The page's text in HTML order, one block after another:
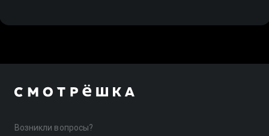
Возникли вопросы?